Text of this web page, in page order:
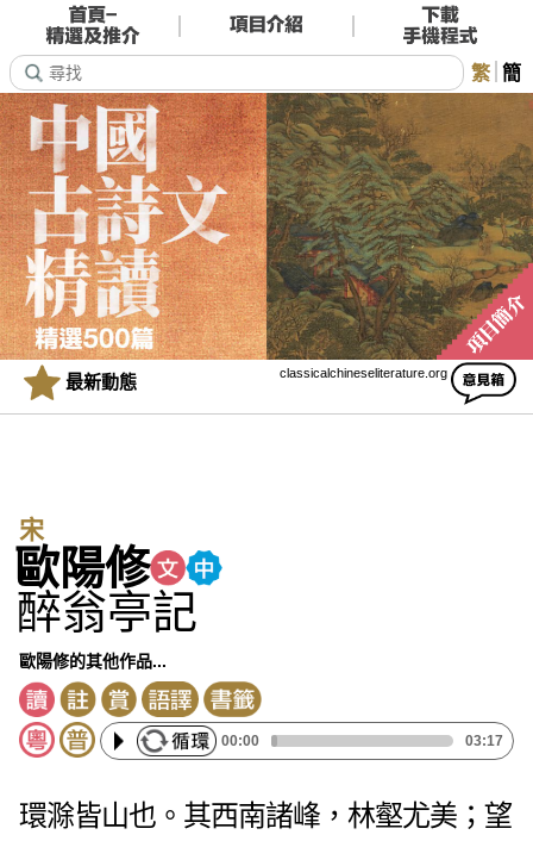
繁 簡
classicalchineseliterature.org
最新動態
宋
歐陽修
醉翁亭記
歐陽修的其他作品...
00:00 03:17
環滁皆山也。其西南諸峰，林壑尤美；望